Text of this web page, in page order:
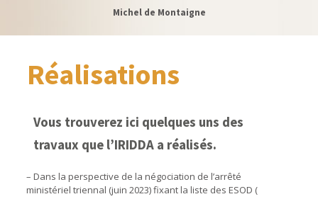
Michel de Montaigne
Réalisations
Vous trouverez ici quelques uns des
travaux que l’IRIDDA a réalisés.
– Dans la perspective de la négociation de l’arrêté
ministériel triennal (juin 2023) fixant la liste des ESOD (